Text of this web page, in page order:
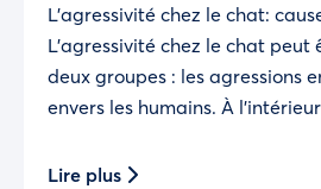
L’agressivité chez le chat:
L’agressivité chez le chat peut
deux groupes : les agressions
envers les humains. À
Lire plus